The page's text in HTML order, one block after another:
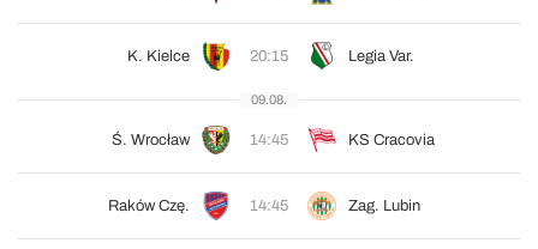
K. Kielce 20:15 Legia Var.
09.08.
Ś. Wrocław 14:45 KS Cracovia
Raków Czę. 14:45 Zag. Lubin